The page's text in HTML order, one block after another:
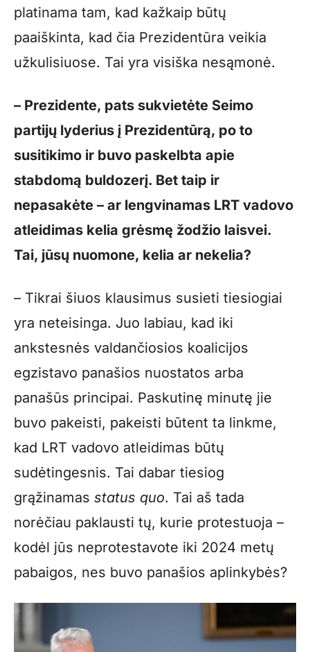
platinama tam, kad kažkaip būtų
paaiškinta, kad čia Prezidentūra veikia
užkulisiuose. Tai yra visiška nesąmonė.
– Prezidente, pats sukvietėte Seimo
partijų lyderius į Prezidentūrą, po to
susitikimo ir buvo paskelbta apie
stabdomą buldozerį. Bet taip ir
nepasakėte – ar lengvinamas LRT vadovo
atleidimas kelia grėsmę žodžio laisvei.
Tai, jūsų nuomone, kelia ar nekelia?
– Tikrai šiuos klausimus susieti tiesiogiai
yra neteisinga. Juo labiau, kad iki
ankstesnės valdančiosios koalicijos
egzistavo panašios nuostatos arba
panašūs principai. Paskutinę minutę jie
buvo pakeisti, pakeisti būtent ta linkme,
kad LRT vadovo atleidimas būtų
sudėtingesnis. Tai dabar tiesiog
grąžinamas status quo. Tai aš tada
norėčiau paklausti tų, kurie protestuoja –
kodėl jūs neprotestavote iki 2024 metų
pabaigos, nes buvo panašios aplinkybės?